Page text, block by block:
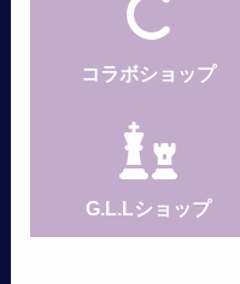
コラボショップ
G.L.Lショップ